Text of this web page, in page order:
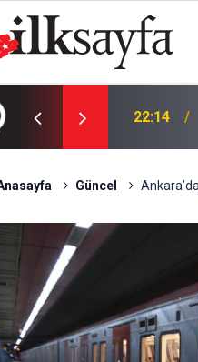
saat kaçta
22:14
Güncel